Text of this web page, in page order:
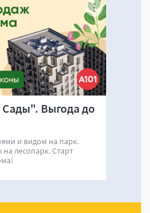
Выгода до
и видом на парк.
лесопарк. Старт